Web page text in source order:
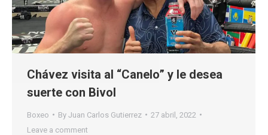
Chávez visita al “Canelo” y le desea
suerte con Bivol
Boxeo By Juan Carlos Gutierrez
27 abril, 2022
Leave a comment